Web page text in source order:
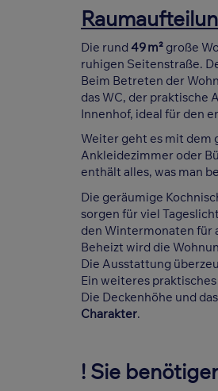
Die rund 49 m² große
ruhigen Seitenstraße.
Beim Betreten der
das WC, der praktische
Innenhof, ideal für den
Weiter geht es mit dem
Ankleidezimmer oder
enthält alles, was man
Die geräumige
sorgen für viel
den Wintermonaten für
Beheizt wird die
Die Ausstattung
Ein weiteres
Die Deckenhöhe und
Charakter.
! Sie